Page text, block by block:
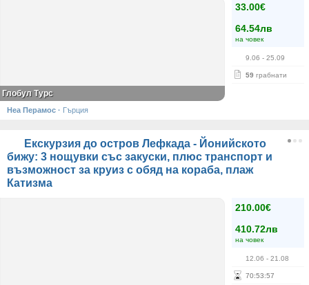
33.00€
64.54лв
на човек
9.06 - 25.09
59 грабнати
Глобул Турс
Неа Перамос · Гърция
Екскурзия до остров Лефкада - Йонийското
бижу: 3 нощувки със закуски, плюс транспорт и
възможност за круиз с обяд на кораба, плаж
Катизма
210.00€
410.72лв
на човек
12.06 - 21.08
70:53:57